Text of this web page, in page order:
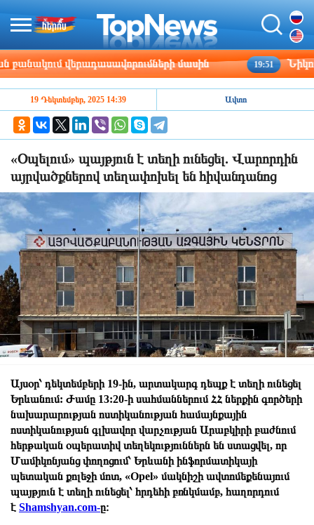
վերադասավորումների մասին 19:51 Նիկոլայ
19 Դեկտեմբեր, 2025 14:39 Ավտո
«Օպելում» պայթյուն է տեղի ունեցել. Վարորդին
այրվածքներով տեղափոխել են հիվանդանոց
Այսօր՝ դեկտեմբերի 19-ին, արտակարգ դեպք է տեղի ունեցել
Երևանում: Ժամը 13:20-ի սահմաններում ՀՀ ներքին գործերի
նախարարության ոստիկանության համայնքային
ոստիկանության գլխավոր վարչության Արաբկիրի բաժնում
հերթական օպերատիվ տեղեկություններն են ստացվել, որ
Մամիկոնյանց փողոցում՝ Երևանի ինֆորմատիկայի
պետական քոլեջի մոտ, «Opel» մակնիշի ավտոմեքենայում
պայթյուն է տեղի ունեցել՝ հրդեհի բռնկմամբ, հաղորդում
է Shamshyan.com-ը։